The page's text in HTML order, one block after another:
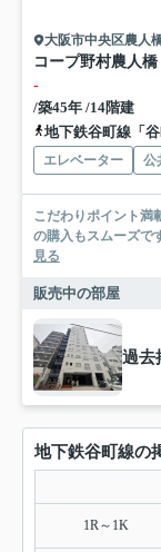
大阪市中央区農人
コープ野村農人橋
-
/築45年 /14階建
地下鉄谷町線「
エレベーター 公
こだわりポイント満
の購入もスムーズで
見る
販売中の部屋
過去
地下鉄谷町線の
1R～1K